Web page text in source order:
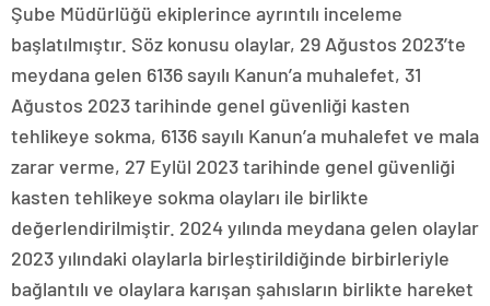
Şube Müdürlüğü ekiplerince ayrıntılı inceleme
başlatılmıştır. Söz konusu olaylar, 29 Ağustos 2023’te
meydana gelen 6136 sayılı Kanun’a muhalefet, 31
Ağustos 2023 tarihinde genel güvenliği kasten
tehlikeye sokma, 6136 sayılı Kanun’a muhalefet ve mala
zarar verme, 27 Eylül 2023 tarihinde genel güvenliği
kasten tehlikeye sokma olayları ile birlikte
değerlendirilmiştir. 2024 yılında meydana gelen olaylar
2023 yılındaki olaylarla birleştirildiğinde birbirleriyle
bağlantılı ve olaylara karışan şahısların birlikte hareket